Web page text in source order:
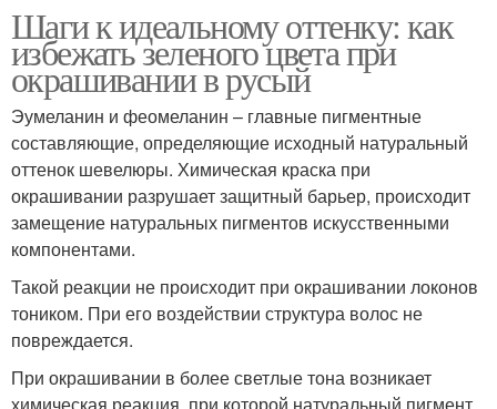
Шаги к идеальному оттенку: как
избежать зеленого цвета при
окрашивании в русый
Эумеланин и феомеланин – главные пигментные
составляющие, определяющие исходный натуральный
оттенок шевелюры. Химическая краска при
окрашивании разрушает защитный барьер, происходит
замещение натуральных пигментов искусственными
компонентами.
Такой реакции не происходит при окрашивании локонов
тоником. При его воздействии структура волос не
повреждается.
При окрашивании в более светлые тона возникает